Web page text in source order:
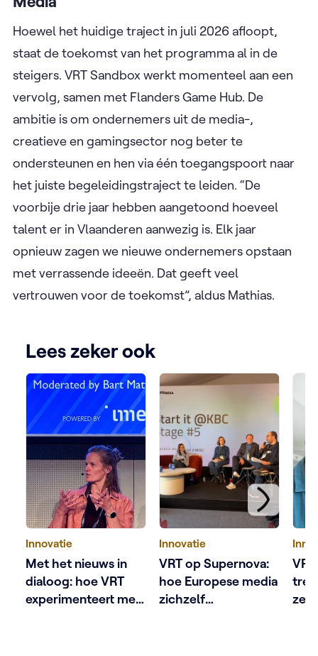
Hoewel het huidige traject in juli 2026 afloopt,
staat de toekomst van het programma al in de
steigers. VRT Sandbox werkt momenteel aan een
vervolg, samen met Flanders Game Hub. De
ambitie is om ondernemers uit de media-,
creatieve en gamingsector nog beter te
ondersteunen en hen via één toegangspoort naar
het juiste begeleidingstraject te leiden. “De
voorbije drie jaar hebben aangetoond hoeveel
talent er in Vlaanderen aanwezig is. Elk jaar
opnieuw zagen we nieuwe ondernemers opstaan
met verrassende ideeën. Dat geeft veel
vertrouwen voor de toekomst”, aldus Mathias.
Lees zeker ook
Innovatie
Met het nieuws in
dialoog: hoe VRT
experimenteert met
Innovatie
VRT op Supernova:
hoe Europese media
zichzelf
zes